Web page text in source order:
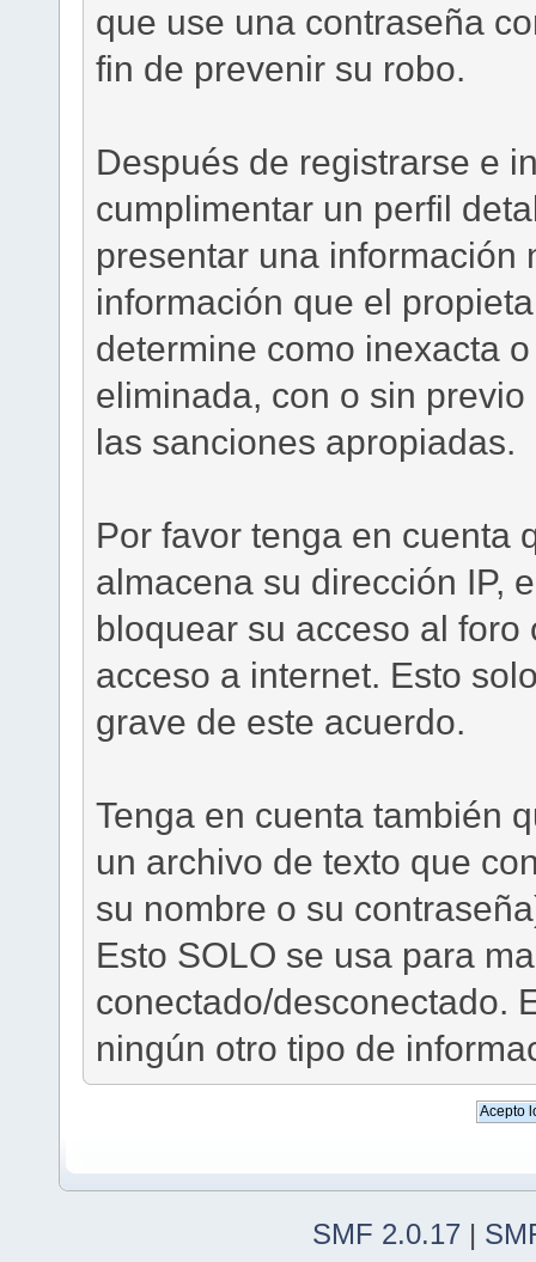
que use una contraseña
fin de prevenir su robo.
Después de registrarse e
cumplimentar un perfil
presentar una información
información que el
determine como inexacta
eliminada, con o sin
las sanciones apropiadas.
Por favor tenga en cuenta
almacena su dirección IP,
bloquear su acceso al
acceso a internet. Esto
grave de este acuerdo.
Tenga en cuenta también
un archivo de texto que
su nombre o su
Esto SOLO se usa para
conectado/desconectado.
ningún otro tipo de
SMF 2.0.17 |